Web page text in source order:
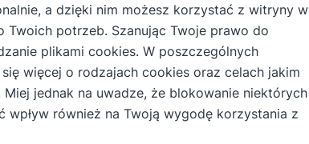
a dzięki nim możesz korzystać z witryny w
potrzeb. Szanując Twoje prawo do
plikami cookies. W poszczególnych
więcej o rodzajach cookies oraz celach jakim
Miej jednak na uwadze, że blokowanie niektórych
również na Twoją wygodę korzystania z